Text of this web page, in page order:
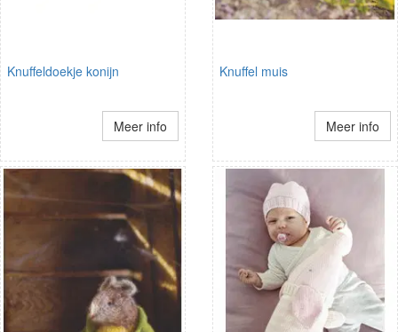
Knuffeldoekje konijn
Meer info
Knuffel muis
Meer info